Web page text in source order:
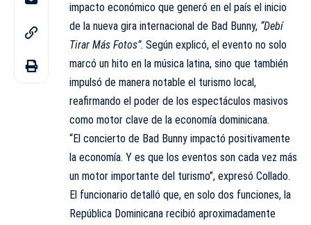
impacto económico que generó en el país el inicio
de la nueva gira internacional de Bad Bunny, “Debí
Tirar Más Fotos”. Según explicó, el evento no solo
marcó un hito en la música latina, sino que también
impulsó de manera notable el turismo local,
reafirmando el poder de los espectáculos masivos
como motor clave de la economía dominicana.
“El concierto de Bad Bunny impactó positivamente
la economía. Y es que los eventos son cada vez más
un motor importante del turismo”, expresó Collado.
El funcionario detalló que, en solo dos funciones, la
República Dominicana recibió aproximadamente